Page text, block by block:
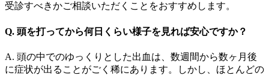
受診すべきかご相談いただくことをおすすめします。
Q. 頭を打ってから何日くらい様子を見れば安心ですか？
A. 頭の中でのゆっくりとした出血は、数週間から数ヶ月後
に症状が出ることがごく稀にあります。しかし、ほとんどの